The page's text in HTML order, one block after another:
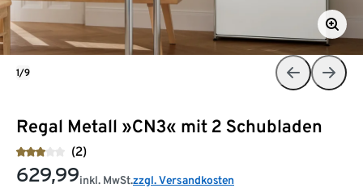
Regal Metall »CN3« mit 2 Schubladen
(2)
629,99inkl. MwSt.zzgl. Versandkosten
1/9